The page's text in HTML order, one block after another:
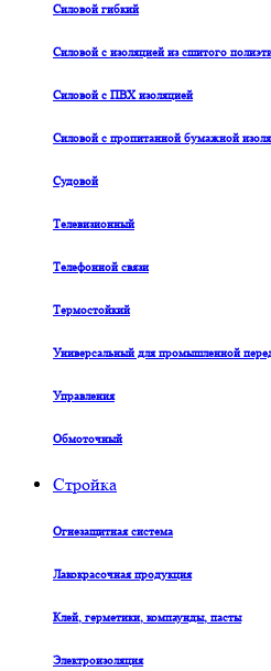
Силовой гибкий
Силовой с изоляцией из сшитого
Силовой с ПВХ изоляцией
Силовой с пропитанной бумажной
Судовой
Телевизионный
Телефонной связи
Термостойкий
Универсальный для промышленной
Управления
Обмоточный
Стройка
Огнезащитная система
Лакокрасочная продукция
Клей, герметики, компаунды, пасты
Электроизоляция